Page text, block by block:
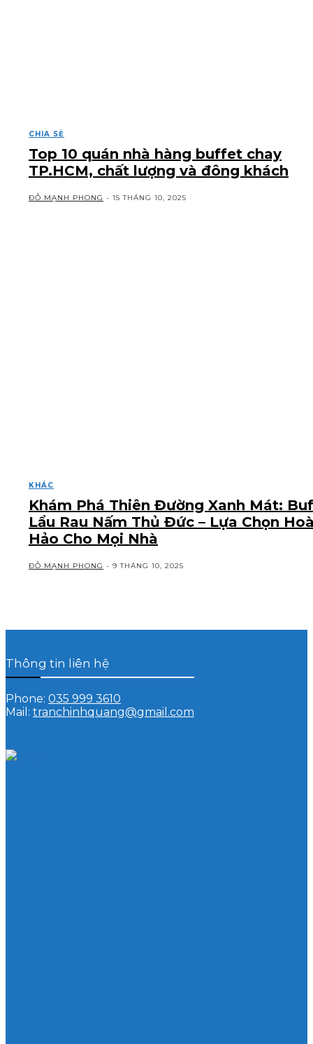
CHIA SẺ
Top 10 quán nhà hàng buffet chay
TP.HCM, chất lượng và đông khách
ĐỖ MẠNH PHONG - 15 THÁNG 10, 2025
KHÁC
Khám Phá Thiên Đường Xanh Mát:
Lẩu Rau Nấm Thủ Đức – Lựa Chọn
Hảo Cho Mọi Nhà
ĐỖ MẠNH PHONG - 9 THÁNG 10, 2025
Thông tin liên hệ
Phone: 035 999 3610
Mail: tranchinhquang@gmail.com